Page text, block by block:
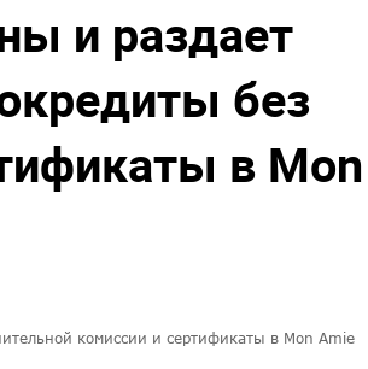
и раздает
без
в Mon
комиссии и сертификаты в Mon Amie